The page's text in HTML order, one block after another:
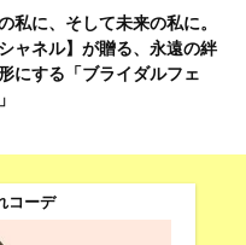
私に、そして未来の私に。
シャネル】が贈る、永遠の絆
にする「ブライダルフェ
コーデ